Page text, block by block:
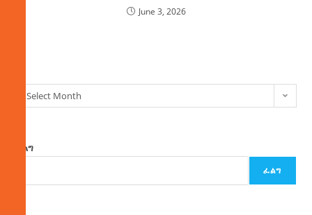
June 3, 2026
Select Month
ፈልግ
ፈልግ